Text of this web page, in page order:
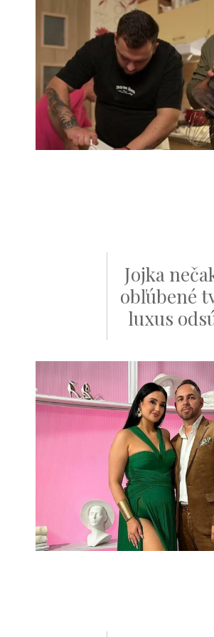
Jojka
obľúbené
luxus